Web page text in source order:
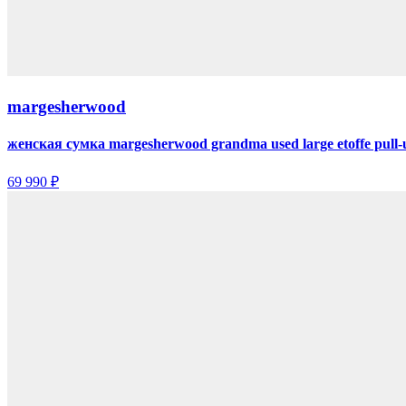
margesherwood
женская сумка margesherwood grandma used large etoffe pull-
69 990 ₽